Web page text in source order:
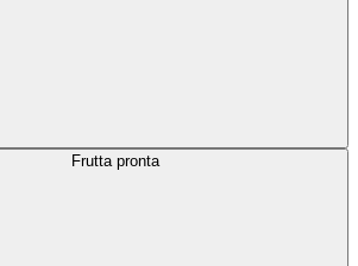
Frutta pronta